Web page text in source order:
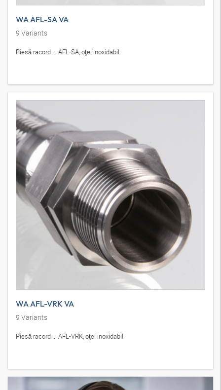
WA AFL-SA VA
9 Variants
Piesă racord ... AFL-SA, oţel inoxidabil
WA AFL-VRK VA
9 Variants
Piesă racord ... AFL-VRK, oţel inoxidabil